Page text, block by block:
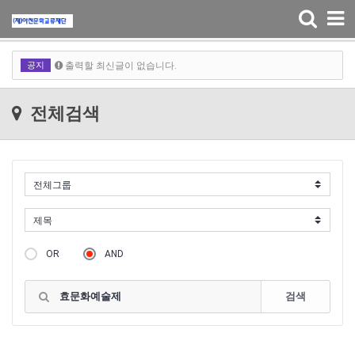
Toggle
navigation
공지
출력할 최신글이 없습니다.
출력할 최신글이 없습니다.
출력할 최신글이 없습니다.
전체검색
OR AND
검색